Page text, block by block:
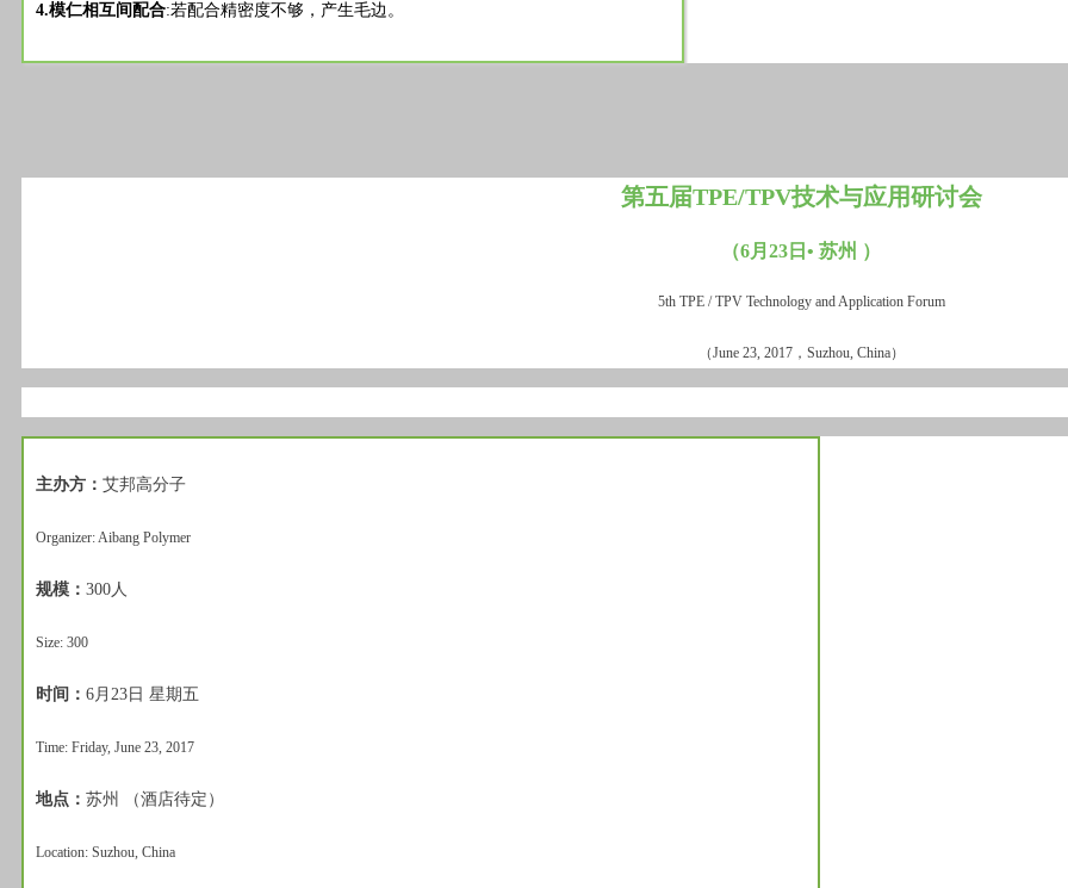
4.模仁相互间配合:若配合精密度不够，产生毛边。
第五届TPE/TPV技术与应用研讨会
（6月23日• 苏州 ）
5th TPE / TPV Technology and Application Forum
（June 23, 2017，Suzhou, China）
主办方： 艾邦高分子
Organizer: Aibang Polymer
规模： 300人
Size: 300
时间： 6月23日 星期五
Time: Friday, June 23, 2017
地点： 苏州 （酒店待定）
Location: Suzhou, China